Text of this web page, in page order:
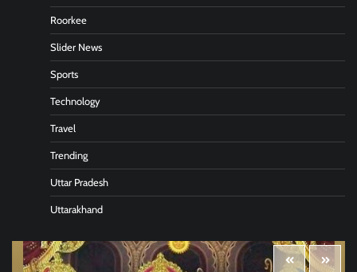
Roorkee
Slider News
Sports
Technology
Travel
Trending
Uttar Pradesh
Uttarakhand